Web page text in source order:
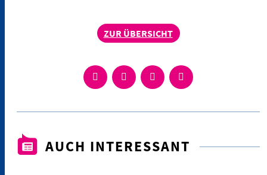
ZUR ÜBERSICHT
AUCH INTERESSANT